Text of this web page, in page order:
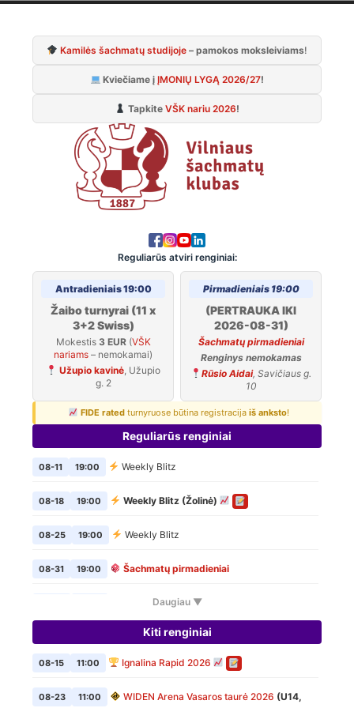
Reguliarūs atviri renginiai:
Antradieniais 19:00
Žaibo turnyrai (11 x
3+2 Swiss)
Mokestis 3 EUR(VŠK
nariams – nemokamai)
Užupio kavinė, Užupio
g. 2
Pirmadieniais 19:00
(PERTRAUKA IKI
2026-08-31)
Šachmatų pirmadieniai
Renginys nemokamas
Rūsio Aidai, Savičiaus g.
10
Kamilės šachmatų studijoje– pamokos moksleiviams!
Kviečiame įĮMONIŲ LYGĄ 2026/27!
Tapkite VŠK nariu 2026!
FIDE ratedturnyruose būtina registracija iš anksto!
Reguliarūs renginiai
08-11 19:00 Weekly Blitz
08-18 19:00 Weekly Blitz (Žolinė)
08-25 19:00 Weekly Blitz
08-31 19:00 Šachmatų pirmadieniai
Weekly Blitz
Šachmatų pirmadieniai
Weekly Blitz
Šachmatų pirmadieniai
Daugiau ▼
Kiti renginiai
08-15 11:00 Ignalina Rapid 2026
08-23 11:00 WIDEN Arena Vasaros taurė 2026 (U14,